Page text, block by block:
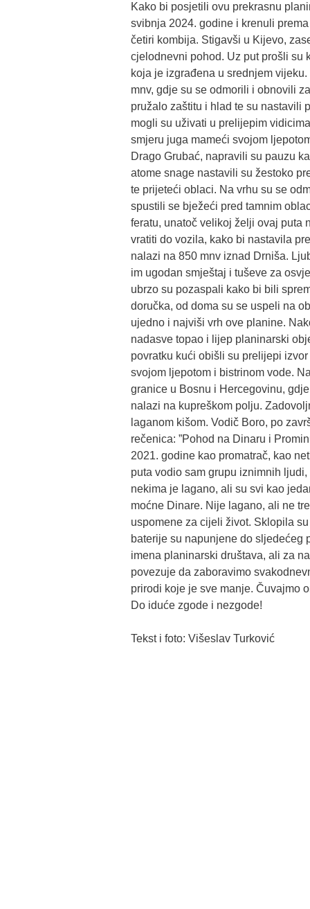
Kako bi posjetili ovu prekrasnu
svibnja 2024. godine i krenuli
četiri kombija. Stigavši u Kijevo,
cjelodnevni pohod. Uz put prošli su
koja je izgrađena u srednjem
mnv, gdje su se odmorili i obnovili
pružalo zaštitu i hlad te su nastavili
mogli su uživati u prelijepim
smjeru juga mameći svojom
Drago Grubać, napravili su pauzu
atome snage nastavili su žestoko
te prijeteći oblaci. Na vrhu su se
spustili se bježeći pred tamnim
feratu, unatoč velikoj želji ovaj puta
vratiti do vozila, kako bi nastavila
nalazi na 850 mnv iznad Drniša.
im ugodan smještaj i tuševe za
ubrzo su pozaspali kako bi bili
doručka, od doma su se uspeli na
ujedno i najviši vrh ove planine.
nadasve topao i lijep planinarski
povratku kući obišli su prelijepi
svojom ljepotom i bistrinom vode.
granice u Bosnu i Hercegovinu,
nalazi na kupreškom polju.
laganom kišom. Vodič Boro, po
rečenica: ”Pohod na Dinaru i
2021. godine kao promatrač, kao
puta vodio sam grupu iznimnih
nekima je lagano, ali su svi kao
moćne Dinare. Nije lagano, ali ne
uspomene za cijeli život. Sklopila
baterije su napunjene do sljedećeg
imena planinarski društava, ali za
povezuje da zaboravimo
prirodi koje je sve manje. Čuvajmo
Do iduće zgode i nezgode!
Tekst i foto: Višeslav Turković